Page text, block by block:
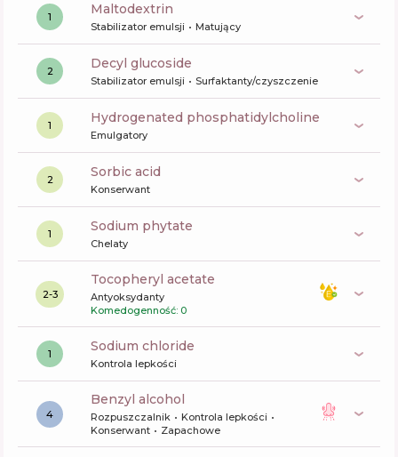
1 maltodextrin
Stabilizator emulsji Matujący
2 decyl glucoside
Stabilizator emulsji Surfaktanty/czyszczenie
1 hydrogenated phosphatidylcholine
Emulgatory
2 sorbic acid
Konserwant
1 sodium phytate
Chelaty
2-3
tocopheryl acetate
Antyoksydanty
Komedogenność: 0
1 sodium chloride
Kontrola lepkości
4
benzyl alcohol
Rozpuszczalnik
Kontrola lepkości
Konserwant
Zapachowe